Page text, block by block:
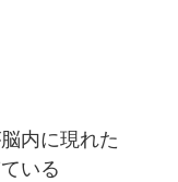
内に現れた
いる